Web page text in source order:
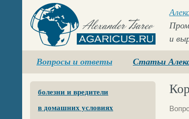
Agaricus.ru
и
Вопросы и ответы Статьи
болезни и вредители
в домашних условиях